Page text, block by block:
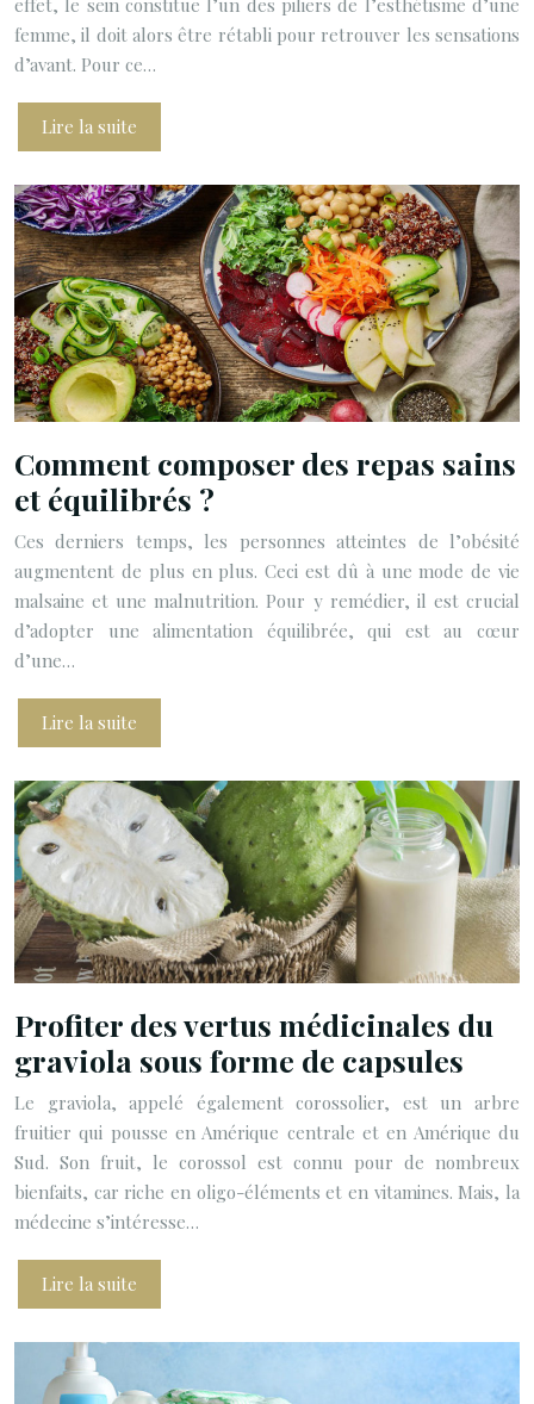
femme, il doit alors être rétabli pour retrouver les sensations
d’avant. Pour ce…
Lire la suite
Comment composer des repas sains
et équilibrés ?
Ces derniers temps, les personnes atteintes de l’obésité
augmentent de plus en plus. Ceci est dû à une mode de vie
malsaine et une malnutrition. Pour y remédier, il est crucial
d’adopter une alimentation équilibrée, qui est au cœur
d’une…
Lire la suite
Profiter des vertus médicinales du
graviola sous forme de capsules
Le graviola, appelé également corossolier, est un arbre
fruitier qui pousse en Amérique centrale et en Amérique du
Sud. Son fruit, le corossol est connu pour de nombreux
bienfaits, car riche en oligo-éléments et en vitamines. Mais, la
médecine s’intéresse…
Lire la suite